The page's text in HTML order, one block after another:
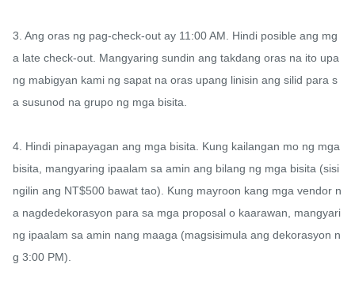
3. Ang oras ng pag-check-out ay 11:00 AM. Hindi posible ang mg
a late check-out. Mangyaring sundin ang takdang oras na ito upa
ng mabigyan kami ng sapat na oras upang linisin ang silid para s
a susunod na grupo ng mga bisita.
4. Hindi pinapayagan ang mga bisita. Kung kailangan mo ng mga
bisita, mangyaring ipaalam sa amin ang bilang ng mga bisita (sisi
ngilin ang NT$500 bawat tao). Kung mayroon kang mga vendor n
a nagdedekorasyon para sa mga proposal o kaarawan, mangyari
ng ipaalam sa amin nang maaga (magsisimula ang dekorasyon n
g 3:00 PM).